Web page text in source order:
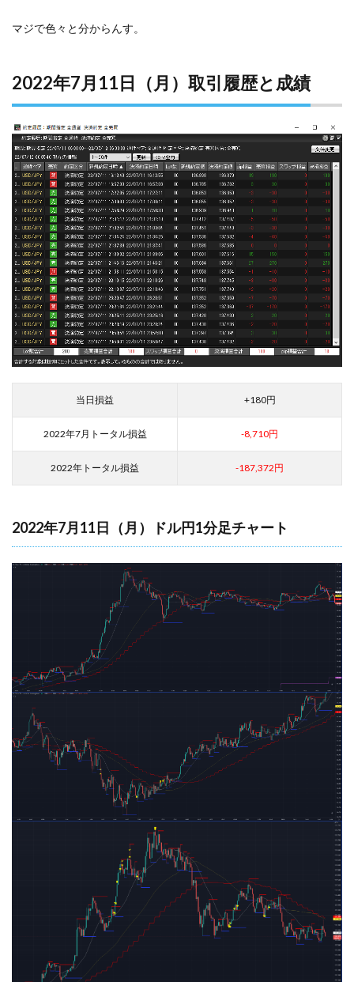
マジで色々と分からんす。
2022年7月11日（月）取引履歴と成績
当日損益 +180円
2022年7月トータル損益 -8,710円
2022年トータル損益 -187,372円
2022年7月11日（月）ドル円1分足チャート